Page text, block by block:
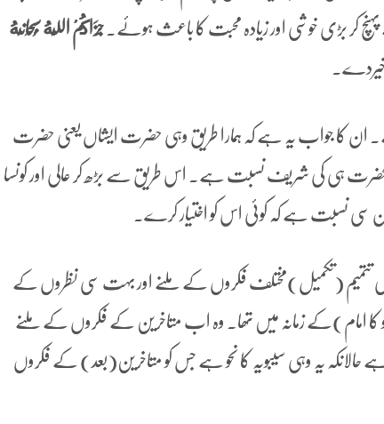
کر بڑی خوشی اور زیادہ محبت کا باعث ہوئے۔ جَزَاكُمْ ‌اللَّهُ ‌سُبْحَانَهُ
ان کا جواب یہ ہے کہ ہمارا طریق وہی حضرت ایشاں یعنی حضرت
ہی کی شریف نسبت ہے۔ اس طریق سے بڑھ کر عالی اور کونسا
سی نسبت ہے کہ کوئی اس کو اختیار کرے۔
تتمیم (تکمیل)مختلف فکروں کے ملنے اور بہت سی نظروں کے
کا امام)کے زمانہ میں تھا۔ وہ اب متاخرین کے فکروں کے ملنے
حالانکہ یہ وہی سیبویہ کا نحو ہے جس کو متاخرین(بعد) کے فکروں